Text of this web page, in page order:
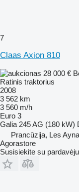
7
Claas Axion 810
28 000 €
Ratinis traktorius
2008
3 562 km
3 560 m/h
Euro 3
Galia 245 AG (180 kW)
Prancūzija, Les
Agorastore
Susisiekite su pardavėju